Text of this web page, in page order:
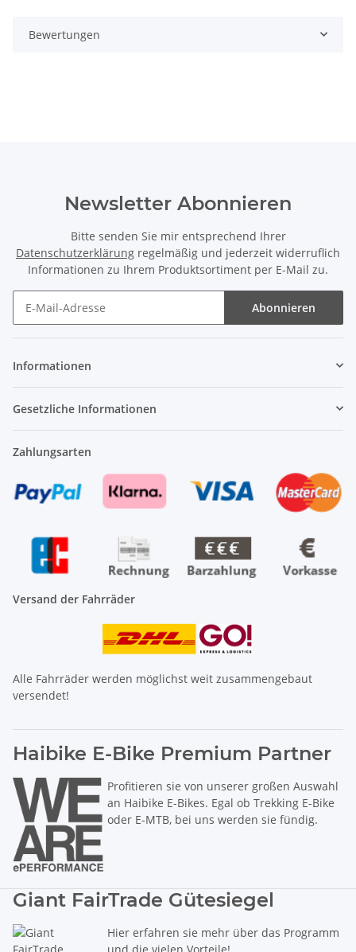
Bewertungen
Newsletter Abonnieren
Bitte senden Sie mir entsprechend Ihrer
Datenschutzerklärung regelmäßig und jederzeit widerruflich
Informationen zu Ihrem Produktsortiment per E-Mail zu.
Abonnieren
Informationen
Gesetzliche Informationen
Zahlungsarten
Versand der Fahrräder
Alle Fahrräder werden möglichst weit zusammengebaut
versendet!
Haibike E-Bike Premium Partner
Profitieren sie von unserer großen Auswahl
an Haibike E-Bikes. Egal ob Trekking E-Bike
oder E-MTB, bei uns werden sie fündig.
Giant FairTrade Gütesiegel
Hier erfahren sie mehr über das Programm